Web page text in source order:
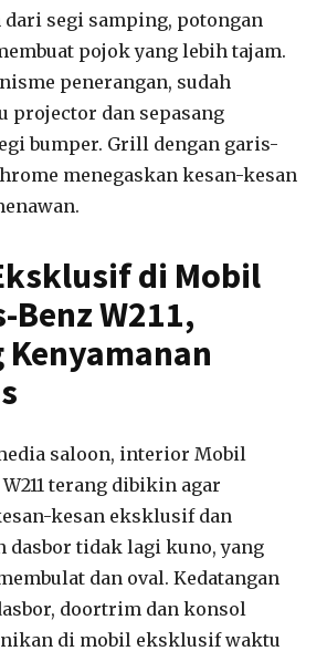
segi samping, potongan
pojok yang lebih tajam.
penerangan, sudah
projector dan sepasang
bumper. Grill dengan garis-
menegaskan kesan-kesan
di Mobil
Benz W211,
Kenyamanan
saloon, interior Mobil
terang dibikin agar
kesan eksklusif dan
dasbor tidak lagi kuno, yang
dan oval. Kedatangan
doortrim dan konsol
di mobil eksklusif waktu